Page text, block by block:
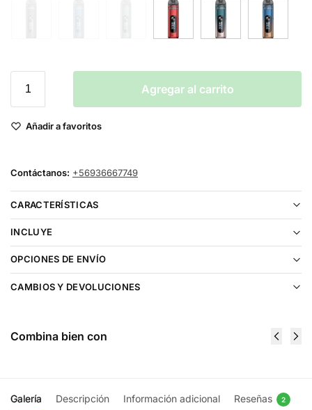
Agregar al carrito
Añadir a favoritos
Contáctanos: +56936667749
CARACTERÍSTICAS
INCLUYE
OPCIONES DE ENVÍO
CAMBIOS Y DEVOLUCIONES
Combina bien con
Galería Descripción Información adicional Reseñas 2